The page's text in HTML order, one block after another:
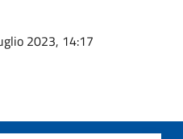
2023, 14:17